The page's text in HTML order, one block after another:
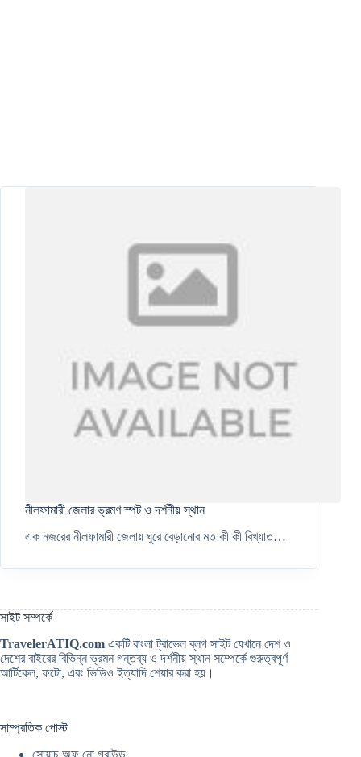
নীলফামারী জেলার ভ্রমণ স্পট ও দর্শনীয় স্থান
এক নজরের নীলফামারী জেলায় ঘুরে বেড়ানোর মত কী কী বিখ্যাত…
সাইট সম্পর্কে
TravelerATIQ.com একটি বাংলা ট্রাভেল ব্লগ সাইট যেখানে দেশ ও
দেশের বাইরের বিভিন্ন ভ্রমন গন্তব্য ও দর্শনীয় স্থান সম্পের্কে গুরুত্বপূর্ণ
আর্টিকেল, ফটো, এবং ভিডিও ইত্যাদি শেয়ার করা হয়।
সাম্প্রতিক পোস্ট
সোয়াচ অফ নো গ্রাউন্ড